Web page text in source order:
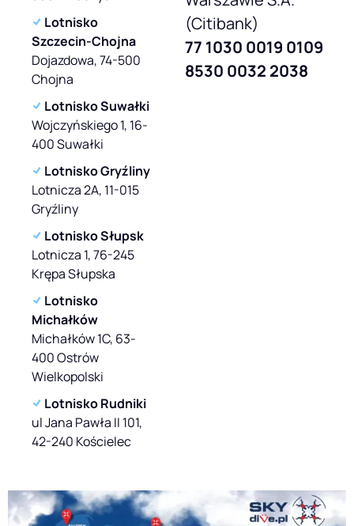
Lotnisko
Szczecin-Chojna
Dojazdowa, 74-500
Chojna
Lotnisko Suwałki
Wojczyńskiego 1, 16-
400 Suwałki
Lotnisko Gryźliny
Lotnicza 2A, 11-015
Gryźliny
Lotnisko Słupsk
Lotnicza 1, 76-245
Krępa Słupska
Lotnisko
Michałków
Michałków1C, 63-
400 Ostrów
Wielkopolski
Lotnisko Rudniki
ul Jana Pawła II 101,
42-240 Kościelec
(Citibank)
77 1030 0019 0109
8530 0032 2038